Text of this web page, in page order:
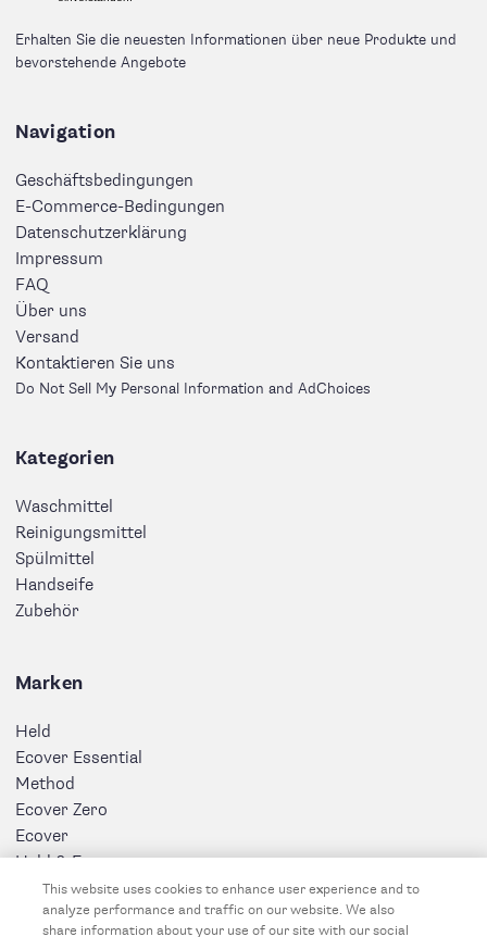
Navigation
Geschäftsbedingungen
E-Commerce-Bedingungen
Datenschutzerklärung
Impressum
FAQ
Über uns
Versand
Kontaktieren Sie uns
Do Not Sell My Personal Information and AdChoices
Kategorien
Waschmittel
Reinigungsmittel
Spülmittel
Handseife
Zubehör
Marken
Held
Ecover Essential
Method
Ecover Zero
Ecover
Held & Ecover
Erhalten Sie die neuesten Informationen über neue Produkte und
bevorstehende Angebote
This website uses cookies to enhance user experience and to
analyze performance and traffic on our website. We also
share information about your use of our site with our social